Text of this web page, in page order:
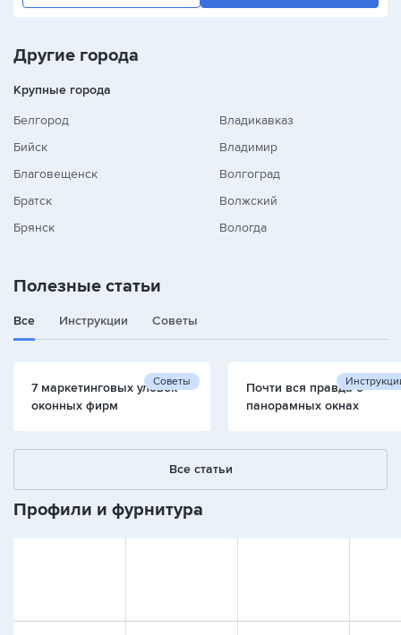
Другие города
Крупные города
Белгород
Бийск
Благовещенск
Братск
Брянск
Владикавказ
Владимир
Волгоград
Волжский
Вологда
Полезные статьи
Все Инструкции Советы
Советы
7 маркетинговых уловок
оконных фирм
Почти вся правда о
панорамных окнах
Все статьи
Профили и фурнитура